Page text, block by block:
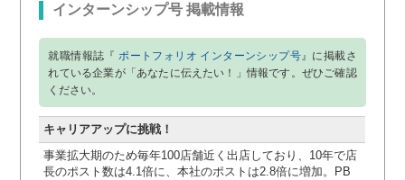
インターンシップ号 掲載情報
就職情報誌『 ポートフォリオ インターンシップ号 』に掲載さ
れている企業が「あなたに伝えたい！」情報です。ぜひご確認
ください。
キャリアアップに挑戦！
事業拡大期のため毎年100店舗近く出店しており、10年で店
長のポスト数は4.1倍に、本社のポストは2.8倍に増加。PB